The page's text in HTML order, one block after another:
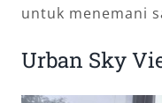
untuk menemani
Urban Sky